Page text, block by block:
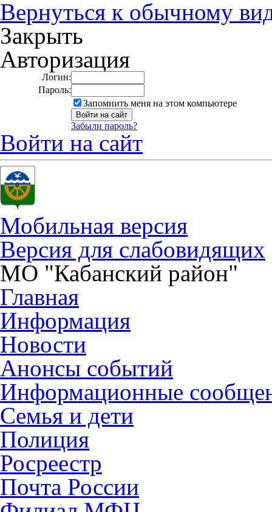
Вернуться к обычному
Закрыть
Авторизация
Логин:
Пароль:
Запомнить меня на этом компьютере
Забыли пароль?
Войти на сайт
Мобильная версия
Версия для слабовидящих
МО "Кабанский район"
Главная
Информация
Новости
Анонсы событий
Информационные
Семья и дети
Полиция
Росреестр
Почта России